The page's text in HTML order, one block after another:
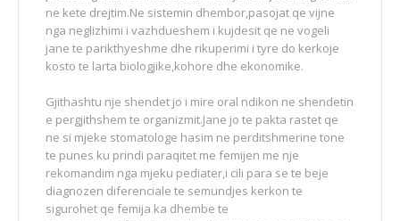
ne kete drejtim.Ne sistemin dhembor,pasojat qe vijne
nga neglizhimi i vazhdueshem i kujdesit qe ne vogeli
jane te parikthyeshme dhe rikuperimi i tyre do kerkoje
kosto te larta biologjike,kohore dhe ekonomike.
Gjithashtu nje shendet jo i mire oral ndikon ne shendetin
e pergjithshem te organizmit.Jane jo te pakta rastet qe
ne si mjeke stomatologe hasim ne perditshmerine tone
te punes ku prindi paraqitet me femijen me nje
rekomandim nga mjeku pediater,i cili para se te beje
diagnozen diferenciale te semundjes kerkon te
sigurohet qe femija ka dhembe te